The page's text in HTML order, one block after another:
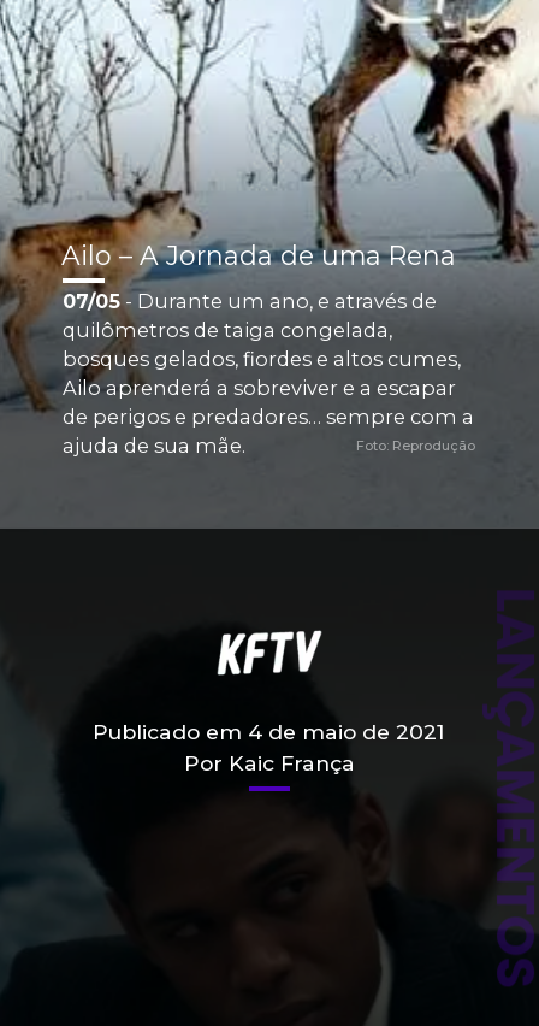
Ailo – A Jornada de uma Rena
07/05 - Durante um ano, e através de
quilômetros de taiga congelada,
bosques gelados, fiordes e altos cumes,
Ailo aprenderá a sobreviver e a escapar
de perigos e predadores… sempre com a
ajuda de sua mãe.
Foto: Reprodução
Publicado em 4 de maio de 2021
Por Kaic França